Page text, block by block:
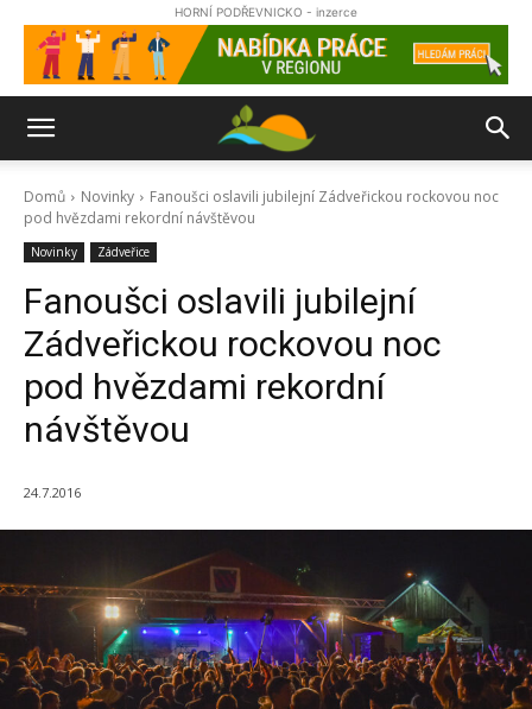
HORNÍ PODŘEVNICKO - inzerce
Domů Novinky
Fanoušci oslavili jubilejní Zádveřickou rockovou noc
pod hvězdami rekordní návštěvou
Novinky Zádveřice
Fanoušci oslavili jubilejní
Zádveřickou rockovou noc
pod hvězdami rekordní
návštěvou
24.7.2016